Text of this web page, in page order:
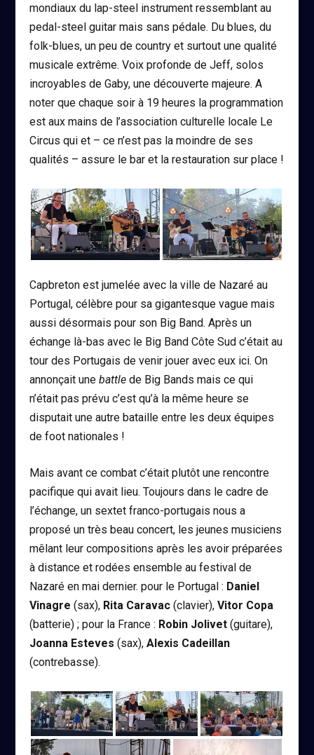
mondiaux du lap-steel instrument ressemblant au
pedal-steel guitar mais sans pédale. Du blues, du
folk-blues, un peu de country et surtout une qualité
musicale extrême. Voix profonde de Jeff, solos
incroyables de Gaby, une découverte majeure. A
noter que chaque soir à 19 heures la programmation
est aux mains de l’association culturelle locale Le
Circus qui et – ce n’est pas la moindre de ses
qualités – assure le bar et la restauration sur place !
Capbreton est jumelée avec la ville de Nazaré au
Portugal, célèbre pour sa gigantesque vague mais
aussi désormais pour son Big Band. Après un
échange là-bas avec le Big Band Côte Sud c’était au
tour des Portugais de venir jouer avec eux ici. On
annonçait unebattle de Big Bands mais ce qui
n’était pas prévu c’est qu’à la même heure se
disputait une autre bataille entre les deux équipes
de foot nationales !
Mais avant ce combat c’était plutôt une rencontre
pacifique qui avait lieu. Toujours dans le cadre de
l’échange, un sextet franco-portugais nous a
proposé un très beau concert, les jeunes musiciens
mêlant leur compositions après les avoir préparées
à distance et rodées ensemble au festival de
Nazaré en mai dernier. pour le Portugal : Daniel
Vinagre (sax), Rita Caravac (clavier),Vitor Copa
(batterie) ; pour la France : Robin Jolivet (guitare),
Joanna Esteves (sax),Alexis Cadeillan
(contrebasse).